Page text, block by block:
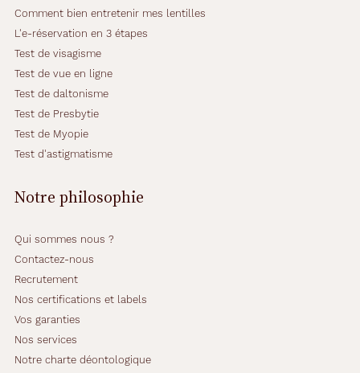
Comment bien entretenir mes lentilles
L'e-réservation en 3 étapes
Test de visagisme
Test de vue en ligne
Test de daltonisme
Test de Presbytie
Test de Myopie
Test d'astigmatisme
Notre philosophie
Qui sommes nous ?
Contactez-nous
Recrutement
Nos certifications et labels
Vos garanties
Nos services
Notre charte déontologique